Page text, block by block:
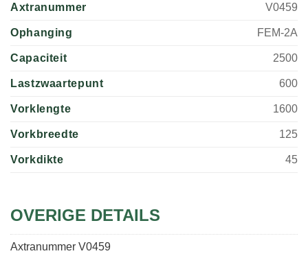
Axtranummer V0459
Ophanging FEM-2A
Capaciteit 2500
Lastzwaartepunt 600
Vorklengte 1600
Vorkbreedte 125
Vorkdikte 45
OVERIGE DETAILS
Axtranummer V0459